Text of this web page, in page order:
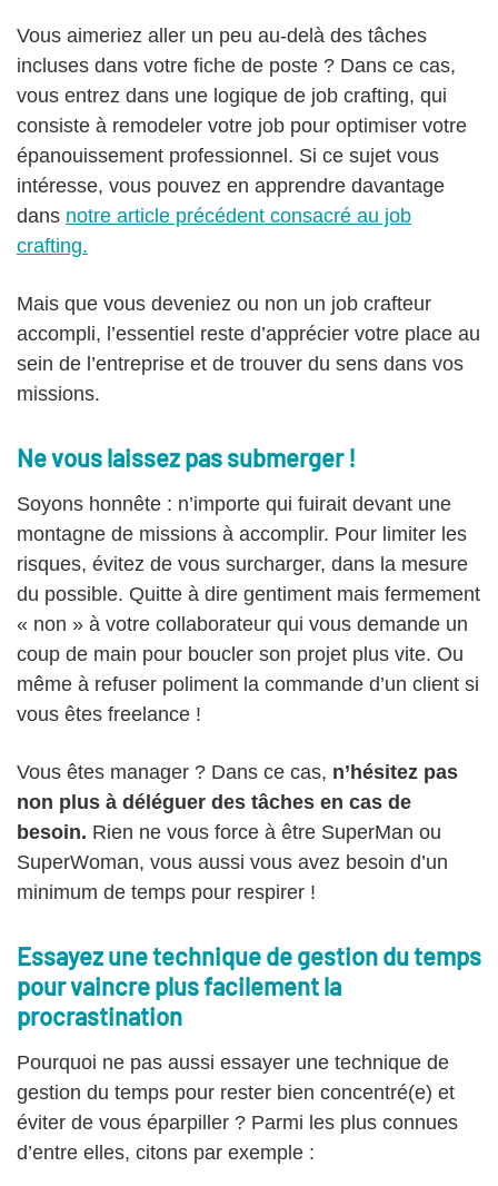
Vous aimeriez aller un peu au-delà des tâches
incluses dans votre fiche de poste ? Dans ce cas,
vous entrez dans une logique de job crafting, qui
consiste à remodeler votre job pour optimiser votre
épanouissement professionnel. Si ce sujet vous
intéresse, vous pouvez en apprendre davantage
dans notre article précédent consacré au job
crafting.
Mais que vous deveniez ou non un job crafteur
accompli, l’essentiel reste d’apprécier votre place au
sein de l’entreprise et de trouver du sens dans vos
missions.
Ne vous laissez pas submerger !
Soyons honnête : n’importe qui fuirait devant une
montagne de missions à accomplir. Pour limiter les
risques, évitez de vous surcharger, dans la mesure
du possible. Quitte à dire gentiment mais fermement
« non » à votre collaborateur qui vous demande un
coup de main pour boucler son projet plus vite. Ou
même à refuser poliment la commande d’un client si
vous êtes freelance !
Vous êtes manager ? Dans ce cas, n’hésitez pas
non plus à déléguer des tâches en cas de
besoin. Rien ne vous force à être SuperMan ou
SuperWoman, vous aussi vous avez besoin d’un
minimum de temps pour respirer !
Essayez une technique de gestion du temps
pour vaincre plus facilement la
procrastination
Pourquoi ne pas aussi essayer une technique de
gestion du temps pour rester bien concentré(e) et
éviter de vous éparpiller ? Parmi les plus connues
d’entre elles, citons par exemple :